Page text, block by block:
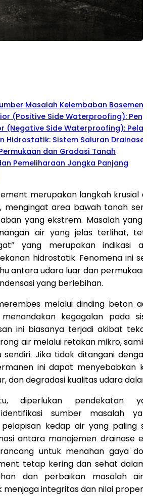
Masalah Kelembaban Basement
(Positive Side Waterproofing):
(Negative Side Waterproofing):
Hidrostatik: Sistem Saluran Drainase
dan Gradasi Tanah
Pemeliharaan Jangka Panjang
merupakan langkah krusial
mengingat area bawah tanah
yang ekstrem. Masalah yang
air yang jelas terlihat,
yang merupakan indikasi
hidrostatik. Fenomena ini
antara udara luar dan
yang berlebihan.
melalui dinding beton
kegagalan pada
ini biasanya terjadi akibat
air melalui retakan mikro,
Jika tidak ditangani
ini dapat menyebabkan
dan degradasi kualitas udara
diperlukan pendekatan
identifikasi sumber masalah
kedap air yang paling
antara manajemen drainase
untuk menahan gaya
tetap kering dan sehat
dan perbaikan masalah
menjaga integritas dan nilai